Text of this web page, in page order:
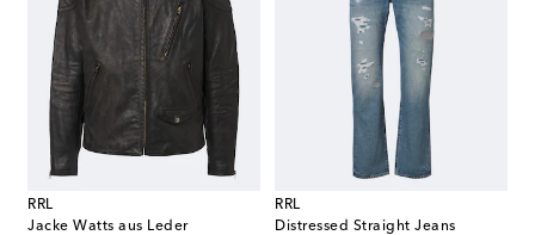
RRL
Jacke Watts aus Leder
RRL
Distressed Straight Jeans